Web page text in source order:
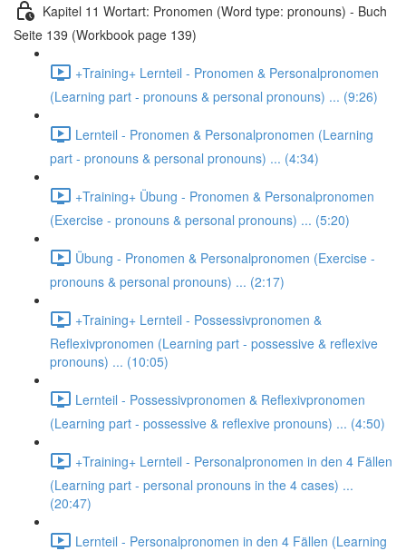
Kapitel 11 Wortart: Pronomen (Word type: pronouns) - Buch
Seite 139 (Workbook page 139)
+Training+ Lernteil - Pronomen & Personalpronomen
(Learning part - pronouns & personal pronouns) ... (9:26)
Lernteil - Pronomen & Personalpronomen (Learning
part - pronouns & personal pronouns) ... (4:34)
+Training+ Übung - Pronomen & Personalpronomen
(Exercise - pronouns & personal pronouns) ... (5:20)
Übung - Pronomen & Personalpronomen (Exercise -
pronouns & personal pronouns) ... (2:17)
+Training+ Lernteil - Possessivpronomen &
Reflexivpronomen (Learning part - possessive & reflexive
pronouns) ... (10:05)
Lernteil - Possessivpronomen & Reflexivpronomen
(Learning part - possessive & reflexive pronouns) ... (4:50)
+Training+ Lernteil - Personalpronomen in den 4 Fällen
(Learning part - personal pronouns in the 4 cases) ...
(20:47)
Lernteil - Personalpronomen in den 4 Fällen (Learning